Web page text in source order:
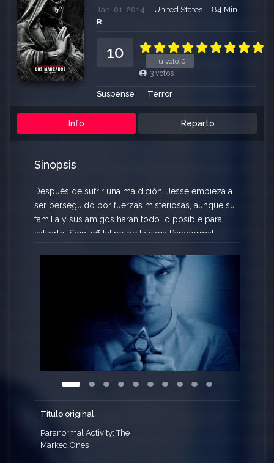
Jan. 01, 2014 United States
84 Min.
R
Tu voto: 0
10
3 votos
Suspense Terror
Info Reparto
Sinopsis
Después de sufrir una maldición, Jesse empieza a
ser perseguido por fuerzas misteriosas, aunque su
familia y sus amigos harán todo lo posible para
salvarlo. Spin-off latino de la saga Paranormal
Título original
Paranormal Activity: The
Marked Ones